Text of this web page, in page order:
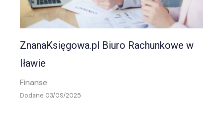
ZnanaKsięgowa.pl Biuro Rachunkowe w
Iławie
Finanse
Dodane 03/09/2025